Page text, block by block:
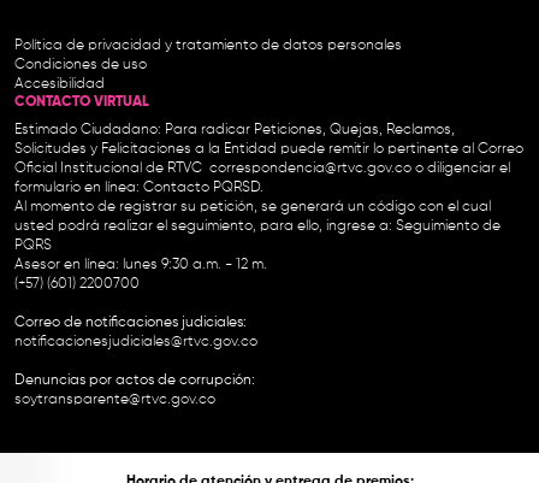
Política de privacidad y tratamiento de datos personales
Condiciones de uso
Accesibilidad
CONTACTO VIRTUAL
Estimado Ciudadano: Para radicar Peticiones, Quejas, Reclamos,
Solicitudes y Felicitaciones a la Entidad puede remitir lo pertinente al Correo
Oficial Institucional de RTVC correspondencia@rtvc.gov.co o diligenciar el
formulario en línea: Contacto PQRSD.
Al momento de registrar su petición, se generará un código con el cual
usted podrá realizar el seguimiento, para ello, ingrese a: Seguimiento de
PQRS
Asesor en línea: lunes 9:30 a.m. - 12 m.
(+57) (601) 2200700
Correo de notificaciones judiciales:
notificacionesjudiciales@rtvc.gov.co
Denuncias por actos de corrupción:
soytransparente@rtvc.gov.co